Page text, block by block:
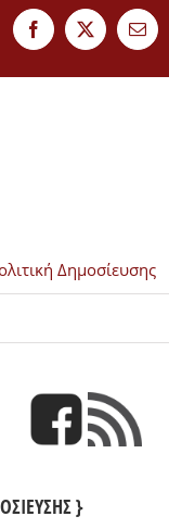
FacebookTwitterEmail
Δημοσίευσης
}